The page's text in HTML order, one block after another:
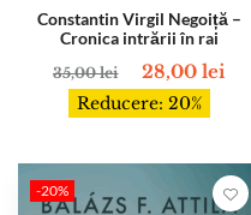
Constantin Virgil Negoiță –
Cronica intrării în rai
35,00lei 28,00lei
Reducere: 20%
-20%